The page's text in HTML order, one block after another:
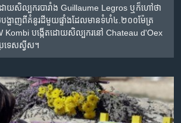
ដោយ​សិល្បករ​បារាំង​ Guillaume Legros ឬ​ក៏​ហៅ​ថា​
ង្ហាញ​ពី​គំនូរ​ដី​មួយ​ផ្ទាំង​ដែល​មាន​ទំហំ​៤.២០០​ម៉ែត្រ​
Kombi បង្កើត​ដោយ​សិល្បករ​នៅ​ Chateau d'Oex
រទេស​ស្វីស។